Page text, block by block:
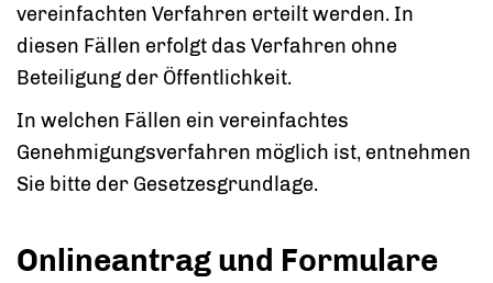
vereinfachten Verfahren erteilt werden. In
diesen Fällen erfolgt das Verfahren ohne
Beteiligung der Öffentlichkeit.
In welchen Fällen ein vereinfachtes
Genehmigungsverfahren möglich ist, entnehmen
Sie bitte der Gesetzesgrundlage.
Onlineantrag und Formulare